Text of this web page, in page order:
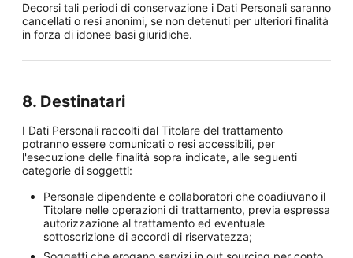
Decorsi tali periodi di conservazione i Dati Personali saranno
cancellati o resi anonimi, se non detenuti per ulteriori finalità
in forza di idonee basi giuridiche.
8. Destinatari
I Dati Personali raccolti dal Titolare del trattamento
potranno essere comunicati o resi accessibili, per
l'esecuzione delle finalità sopra indicate, alle seguenti
categorie di soggetti:
Personale dipendente e collaboratori che coadiuvano il
Titolare nelle operazioni di trattamento, previa espressa
autorizzazione al trattamento ed eventuale
sottoscrizione di accordi di riservatezza;